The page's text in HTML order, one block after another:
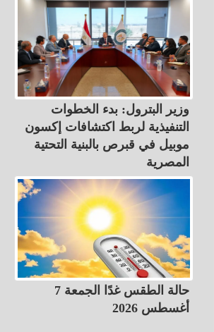
وزير البترول: بدء الخطوات
التنفيذية لربط اكتشافات إكسون
موبيل في قبرص بالبنية التحتية
المصرية
حالة الطقس غدًا الجمعة 7
أغسطس 2026